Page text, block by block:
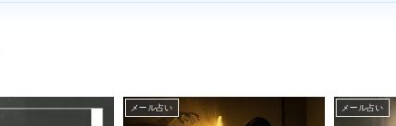
メール占い メール占い